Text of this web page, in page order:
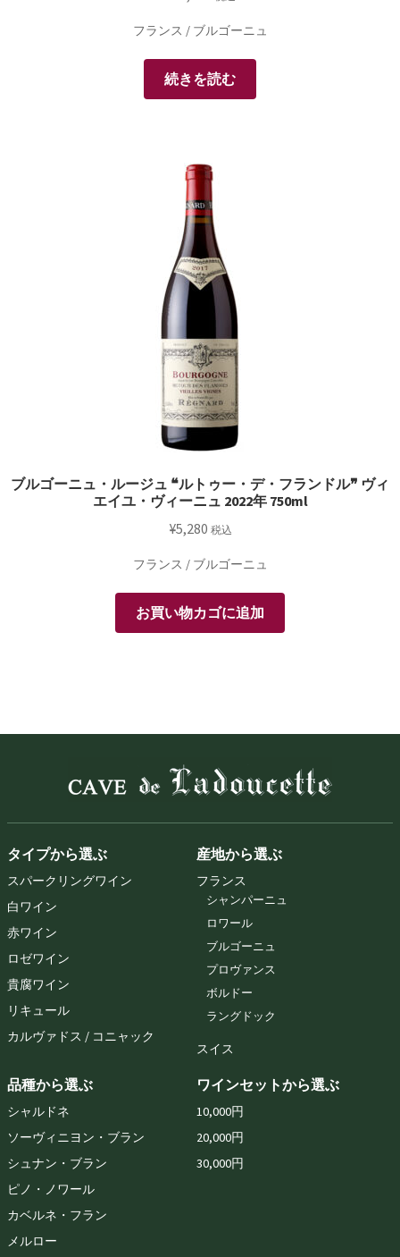
フランス / ブルゴーニュ
続きを読む
ブルゴーニュ・ルージュ ❝ルトゥー・デ・フランドル❞ ヴィ
エイユ・ヴィーニュ 2022年 750ml
¥5,280 税込
フランス / ブルゴーニュ
お買い物カゴに追加
タイプから選ぶ
スパークリングワイン
白ワイン
赤ワイン
ロゼワイン
貴腐ワイン
リキュール
カルヴァドス / コニャック
産地から選ぶ
フランス
シャンパーニュ
ロワール
ブルゴーニュ
プロヴァンス
ボルドー
ラングドック
スイス
品種から選ぶ
シャルドネ
ソーヴィニヨン・ブラン
シュナン・ブラン
ピノ・ノワール
カベルネ・フラン
メルロー
ワインセットから選ぶ
10,000円
20,000円
30,000円